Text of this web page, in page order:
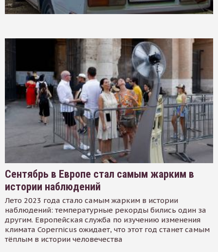
Сентябрь в Европе стал самым жарким в
истории наблюдений
Лето 2023 года стало самым жарким в истории
наблюдений: температурные рекорды бились один за
другим. Европейская служба по изучению изменения
климата Copernicus ожидает, что этот год станет самым
тёплым в истории человечества